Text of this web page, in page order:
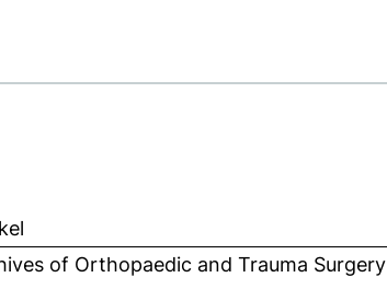
of Orthopaedic and Trauma Surgery